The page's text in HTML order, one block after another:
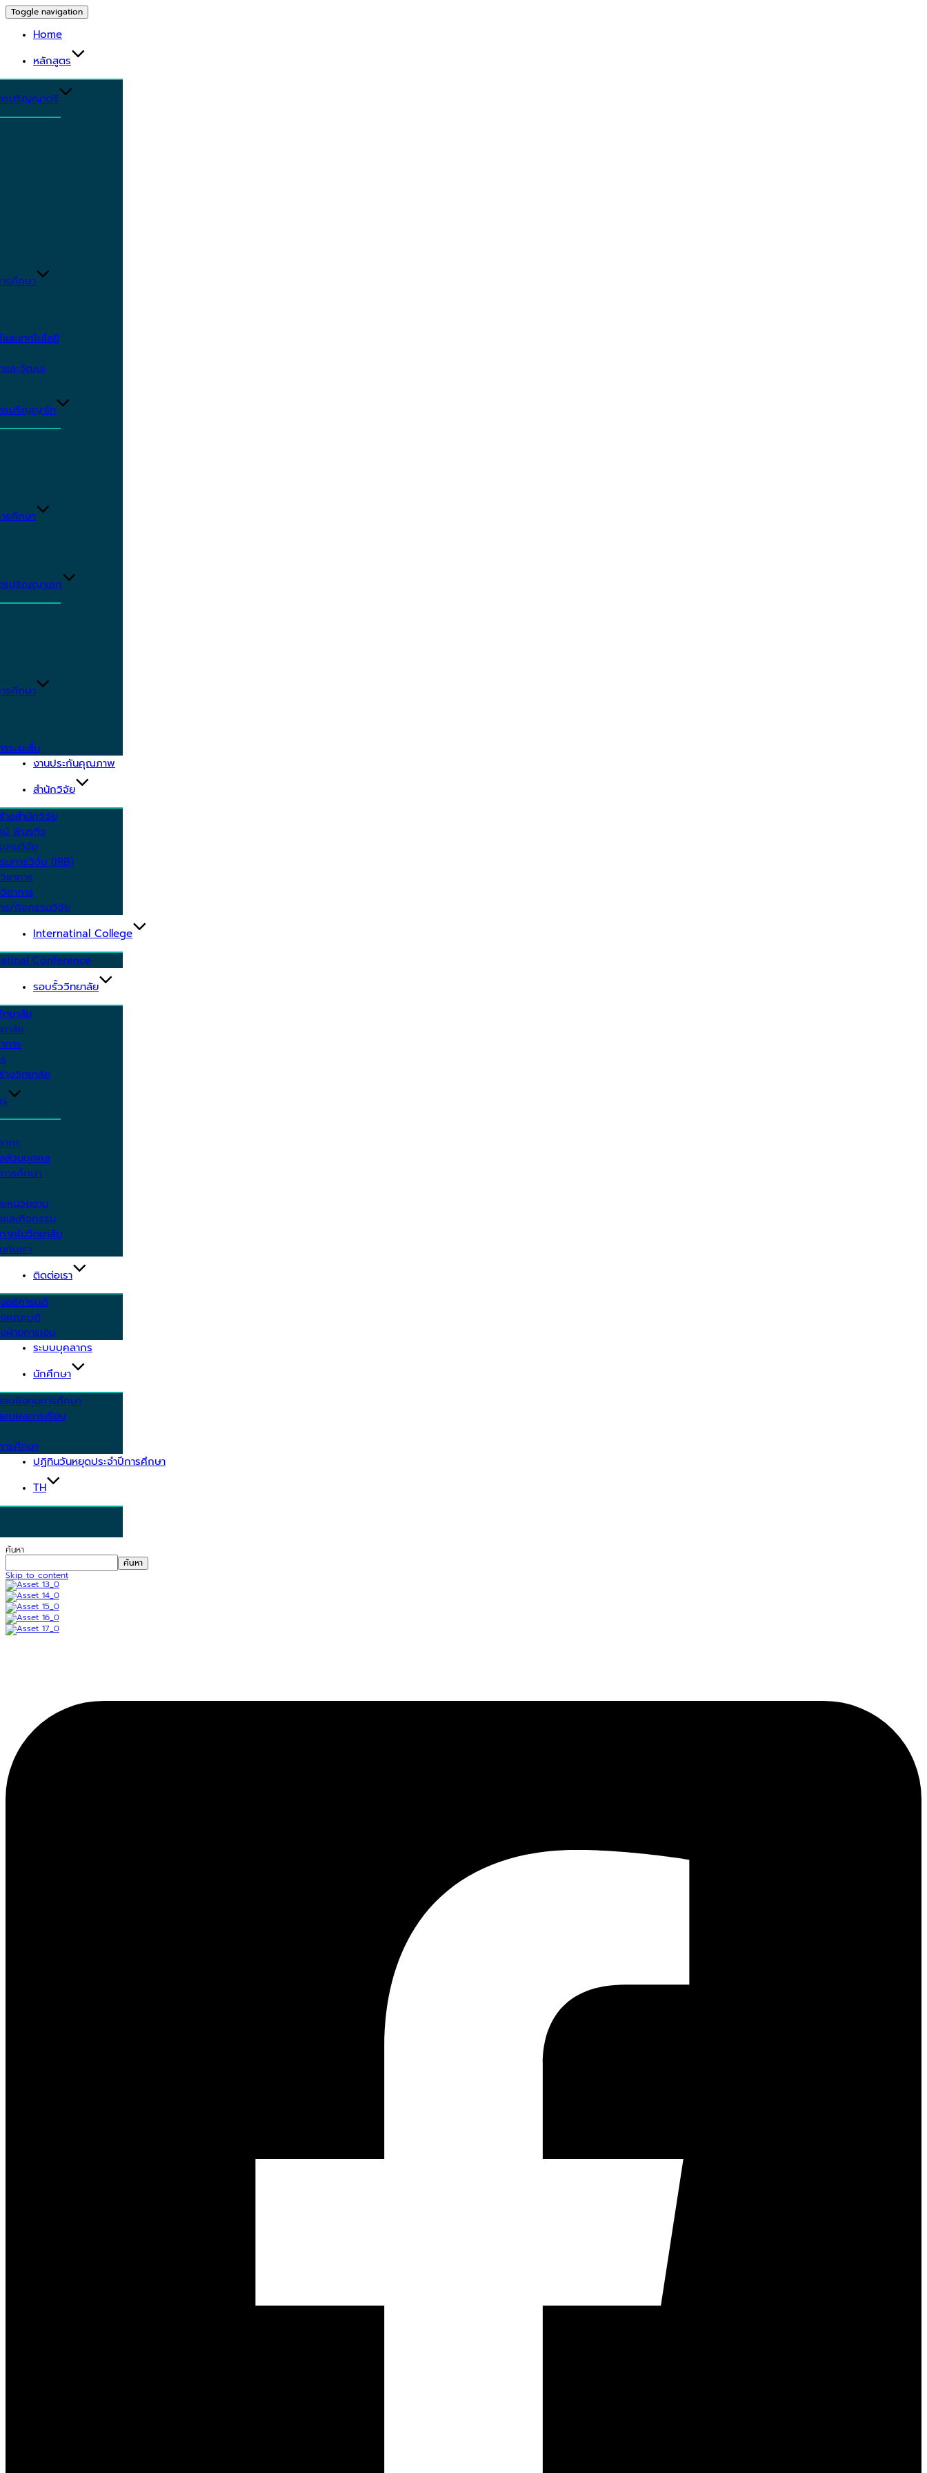
Toggle navigation
Home
หลักสูตร
รปริญญาตรี
รศึกษา
ะเทคโนโลยี
และวัฒนะ
รปริญญาโท
รศึกษา
รปริญญาเอก
รศึกษา
ระยะสั้น
งานประกันคุณภาพ
สำนักวิจัย
างสำนักวิจัย
น์ พันธกิจ
งานวิจัย
มการวิจัย (IRB)
ชาการ
ชาการ
ร/กิจกรรมวิจัย
Internatinal College
Conference
รอบรั้ววิทยาลัย
ทยาลัย
าลัย
การ
างวิทยาลัย
กร
ส่วนบุคคล
ารศึกษา
หน่วยงาน
และกิจกรรม
าศในวิทยาลัย
กับเรา
ติดต่อเรา
อธิการบดี
คณะบดี
ฝ่ายการเงิน
ระบบบุคลากร
นักศึกษา
บชิงทุนการศึกษา
บผลการเรียน
รศึกษา
ปฏิทินวันหยุดประจำปีการศึกษา
TH
ค้นหา
ค้นหา
Skip to content